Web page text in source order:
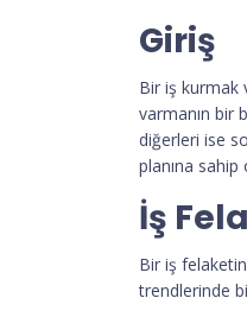
Giriş
Bir iş kurmak
varmanın bir
diğerleri ise
planına
İş
Bir iş
trendlerinde